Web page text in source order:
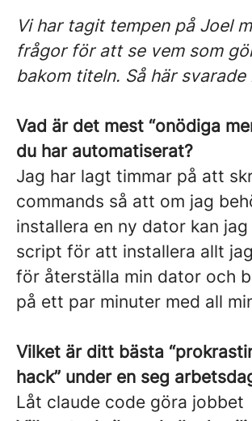
Vi har tagit tempen på Joel
frågor för att se vem som
bakom titeln. Så här svarade
Vad är det mest “onödiga
du har automatiserat?
Jag har lagt timmar på att
commands så att om jag
installera en ny dator kan
script för att installera allt
för återställa min dator och
på ett par minuter med all
Vilket är ditt bästa
hack” under en seg
Låt claude code göra jobbet